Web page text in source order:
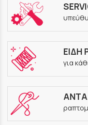
ΕΙΔΗ
για